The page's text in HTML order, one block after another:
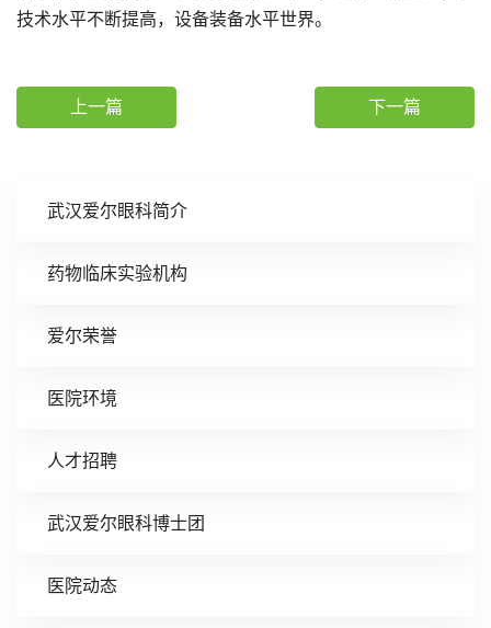
武汉爱尔眼科简介
药物临床实验机构
爱尔荣誉
医院环境
人才招聘
武汉爱尔眼科博士团
医院动态
技术水平不断提高，设备装备水平世界。
上一篇 下一篇